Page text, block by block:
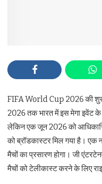
FIFA World Cup 2026 की
2026 तक भारत में इस मेगा इवेंट
लेकिन एक जून 2026 को
को ब्रॉडकास्टर मिल गया है। एक
मैचों का प्रसारण होगा। जी
मैचों को टेलीकास्ट करने के लिए